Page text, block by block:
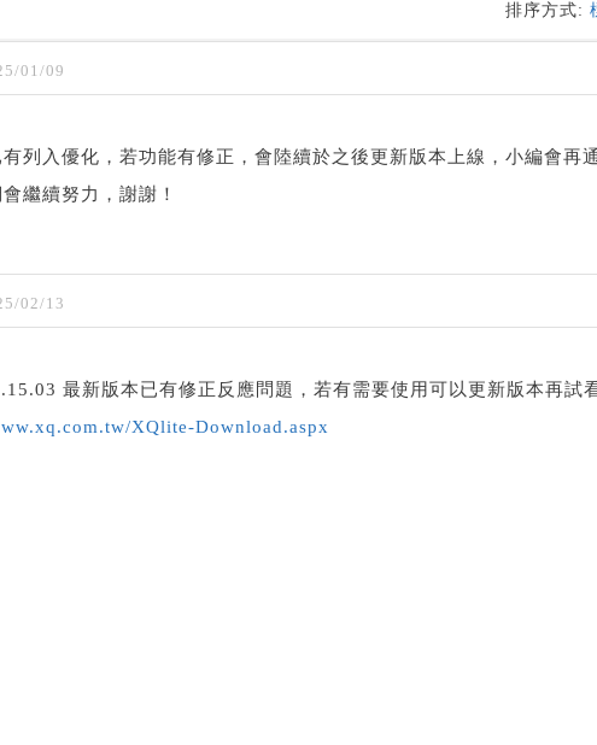
排序方式:
01/09
列入優化，若功能有修正，會陸續於之後更新版本上線，小編會再
繼續努力，謝謝！
02/13
最新版本已有修正反應問題，若有需要使用可以更新版本再試
XQlite-Download.aspx